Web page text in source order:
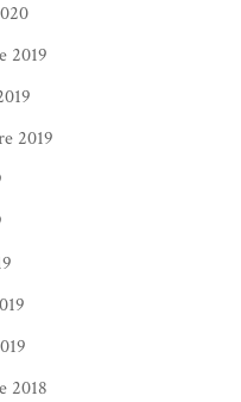
2019
2019
2018